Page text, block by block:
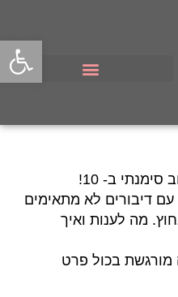
ב- 10!
עם דיבורים לא מתאימים
מה לענות ואיך
בכול פרט
פתח